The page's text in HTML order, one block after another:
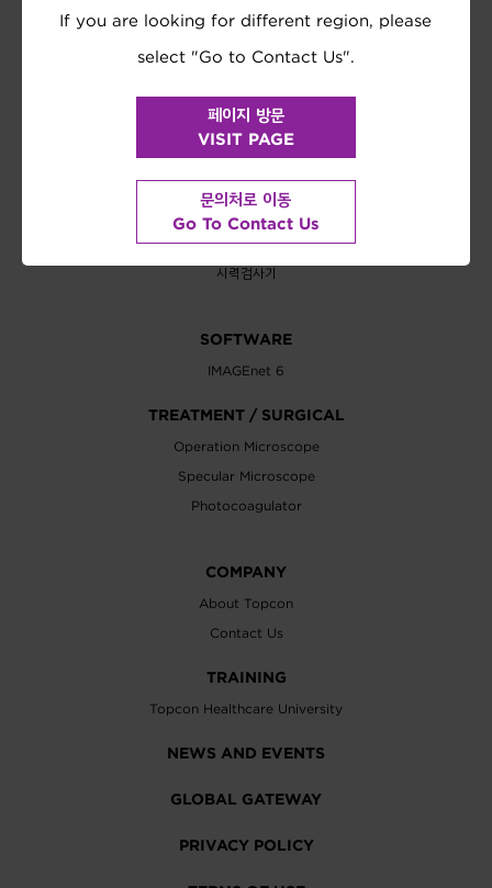
안저 카메라
세극등 현미경
EXAMINATION
자동 굴절측정기
안압계
시력검사차트
렌즈미터
시력검사기
SOFTWARE
IMAGEnet 6
TREATMENT / SURGICAL
Operation Microscope
Specular Microscope
Photocoagulator
COMPANY
About Topcon
Contact Us
TRAINING
Topcon Healthcare University
NEWS AND EVENTS
GLOBAL GATEWAY
PRIVACY POLICY
If you are looking for different region, please
select "Go to Contact Us".
페이지 방문
VISIT PAGE
문의처로 이동
Go To Contact Us